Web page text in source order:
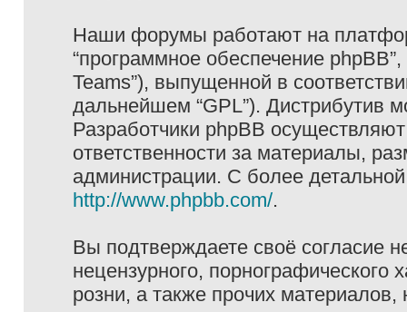
Наши форумы работают на
“программное обеспечение
Teams”), выпущенной в
дальнейшем “GPL”). Дистрибутив
Разработчики phpBB
ответственности за материалы,
администрации. С более
http://www.phpbb.com/.
Вы подтверждаете своё согласие
нецензурного, порнографического
розни, а также прочих